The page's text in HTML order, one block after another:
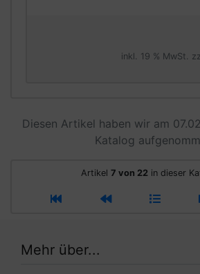
inkl. 19 % MwSt.
Diesen Artikel haben wir am
Katalog
Artikel 7 von 22 in dieser
Mehr über...